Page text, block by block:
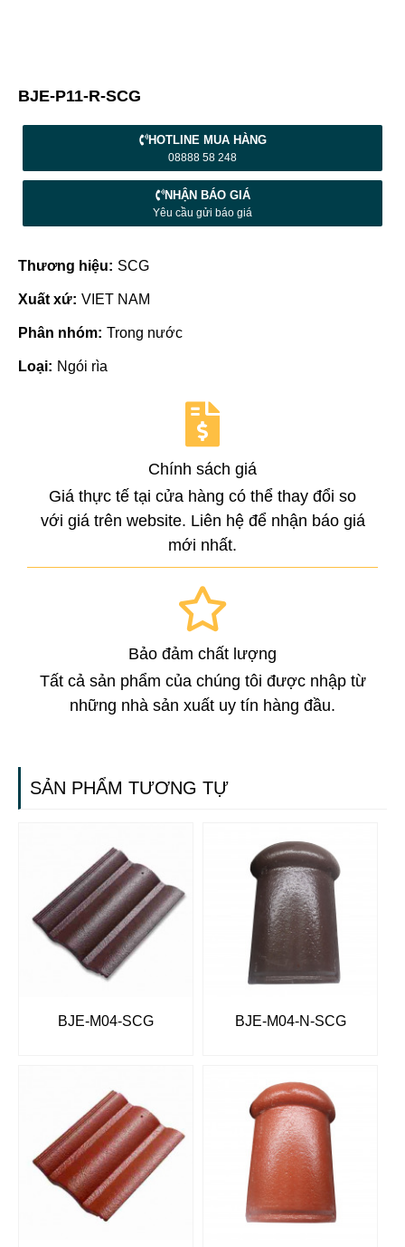
BJE-P11-R-SCG
HOTLINE MUA HÀNG
08888 58 248
NHẬN BÁO GIÁ
Yêu cầu gửi báo giá
Thương hiệu: SCG
Xuất xứ: VIET NAM
Phân nhóm: Trong nước
Loại: Ngói rìa
Chính sách giá
Giá thực tế tại cửa hàng có thể thay đổi so
với giá trên website. Liên hệ để nhận báo giá
mới nhất.
Bảo đảm chất lượng
Tất cả sản phẩm của chúng tôi được nhập từ
những nhà sản xuất uy tín hàng đầu.
SẢN PHẨM TƯƠNG TỰ
BJE-M04-SCG BJE-M04-N-SCG